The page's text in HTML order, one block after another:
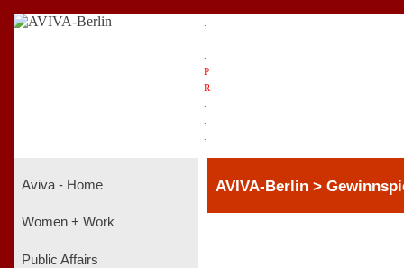
P
R
Aviva - Home
Women + Work
Public Affairs
AVIVA-Berlin >